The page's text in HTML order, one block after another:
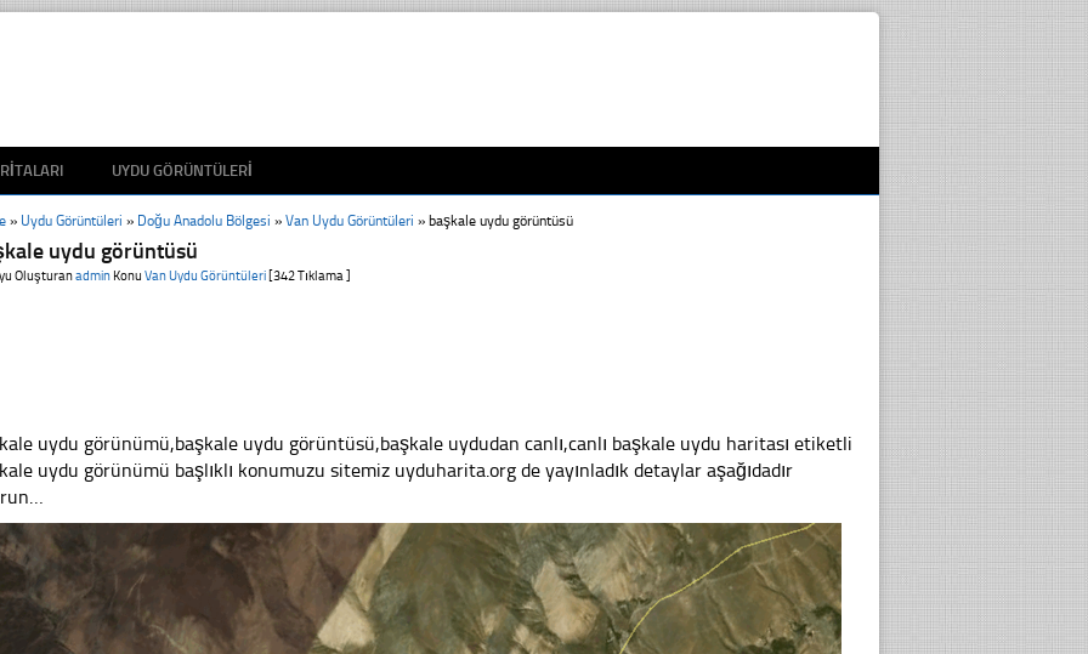
UYDU GÖRÜNTÜLERI
» Uydu Görüntüleri » Doğu Anadolu Bölgesi »Van Uydu Görüntüleri » başkale uydu görüntüsü
uydu görüntüsü
Oluşturanadmin KonuVan Uydu Görüntüleri [342 Tıklama ]
uydu görünümü,başkale uydu görüntüsü,başkale uydudan canlı,canlı başkale uydu haritası etiketli
uydu görünümü başlıklı konumuzu sitemiz uyduharita.org de yayınladık detaylar aşağıdadır